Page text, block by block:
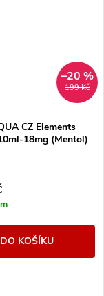
199 Kč
–20 %
CZ Elements
18mg (Mentol)
DO KOŠÍKU